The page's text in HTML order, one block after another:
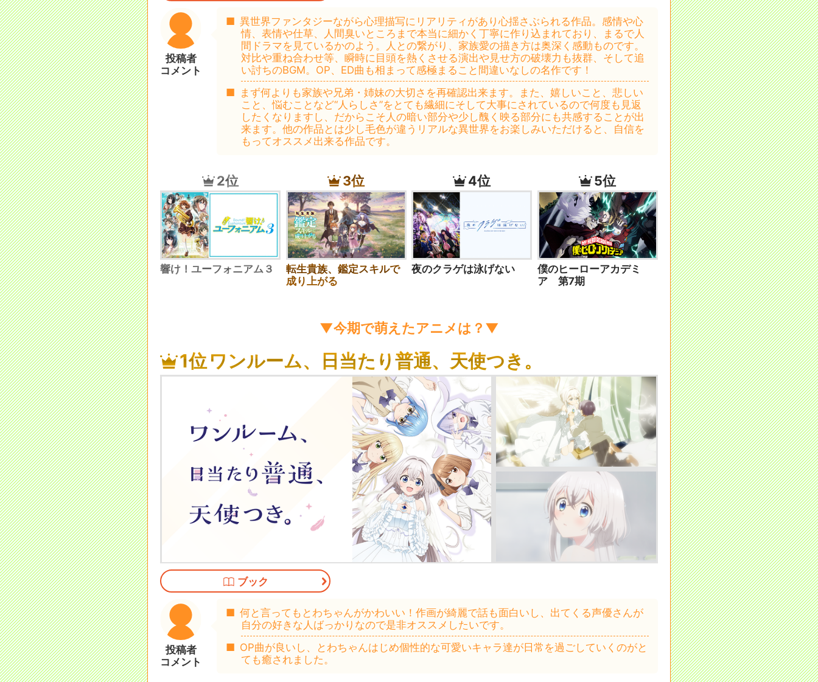
投稿者
コメント
異世界ファンタジーながら心理描写にリアリティがあり心揺さぶられる作品。感情や心
情、表情や仕草、人間臭いところまで本当に細かく丁寧に作り込まれており、まるで人
間ドラマを見ているかのよう。人との繋がり、家族愛の描き方は奥深く感動ものです。
対比や重ね合わせ等、瞬時に目頭を熱くさせる演出や見せ方の破壊力も抜群、そして追
い討ちのBGM。OP、ED曲も相まって感極まること間違いなしの名作です！
まず何よりも家族や兄弟・姉妹の大切さを再確認出来ます。また、嬉しいこと、悲しい
こと、悩むことなど“人らしさ”をとても繊細にそして大事にされているので何度も見返
したくなりますし、だからこそ人の暗い部分や少し醜く映る部分にも共感することが出
来ます。他の作品とは少し毛色が違うリアルな異世界をお楽しみいただけると、自信を
もってオススメ出来る作品です。
2位
響け！ユーフォニアム３
3位
転生貴族、鑑定スキルで
成り上がる
4位
夜のクラゲは泳げない
5位
僕のヒーローアカデミ
ア 第7期
▼今期で萌えたアニメは？▼
1位 ワンルーム、日当たり普通、天使つき。
ブック
投稿者
コメント
何と言ってもとわちゃんがかわいい！作画が綺麗で話も面白いし、出てくる声優さんが
自分の好きな人ばっかりなので是非オススメしたいです。
OP曲が良いし、とわちゃんはじめ個性的な可愛いキャラ達が日常を過ごしていくのがと
ても癒されました。